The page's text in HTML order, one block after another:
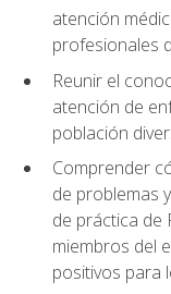
atención
profesionales
Reunir el
atención de
población
Comprender
de problemas
de práctica de
miembros del
positivos para